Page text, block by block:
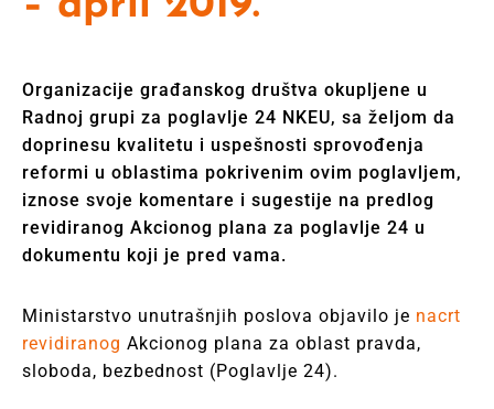
Organizacije građanskog društva okupljene u
Radnoj grupi za poglavlje 24 NKEU, sa željom da
doprinesu kvalitetu i uspešnosti sprovođenja
reformi u oblastima pokrivenim ovim poglavljem,
iznose svoje komentare i sugestije na predlog
revidiranog Akcionog plana za poglavlje 24 u
dokumentu koji je pred vama.
Ministarstvo unutrašnjih poslova objavilo je nacrt
revidiranog Akcionog plana za oblast pravda,
sloboda, bezbednost (Poglavlje 24).